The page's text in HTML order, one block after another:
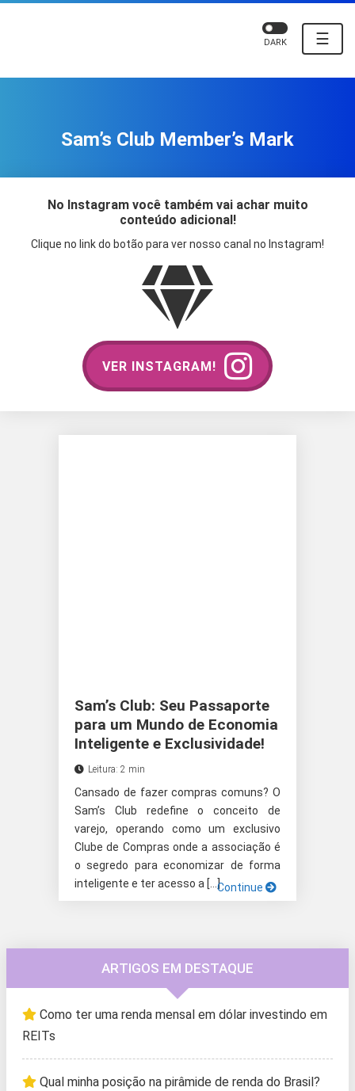
☰
DARK
Sam’s Club Member’s Mark
No Instagram você também vai achar muito
conteúdo adicional!
Clique no link do botão para ver nosso canal no Instagram!
VER INSTAGRAM!
Sam’s Club: Seu Passaporte
para um Mundo de Economia
Inteligente e Exclusividade!
Leitura: 2 min
Cansado de fazer compras comuns? O
Sam’s Club redefine o conceito de
varejo, operando como um exclusivo
Clube de Compras onde a associação é
o segredo para economizar de forma
inteligente e ter acesso a […]Continue
ARTIGOS EM DESTAQUE
Como ter uma renda mensal em dólar investindo em
REITs
Qual minha posição na pirâmide de renda do Brasil?